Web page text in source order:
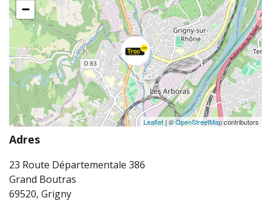
−
Leaflet | ©OpenStreetMapcontributors
Adres
23 Route Départementale 386
Grand Boutras
69520, Grigny